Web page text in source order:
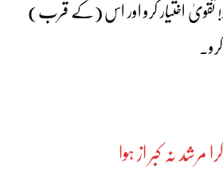
تقویٰ اختیار کرو اور اس (کے قرب)
مرشد نہ کبر از ہوا